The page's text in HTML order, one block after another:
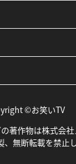
©お笑いTV
著作物は株式会
、無断転載を禁止し